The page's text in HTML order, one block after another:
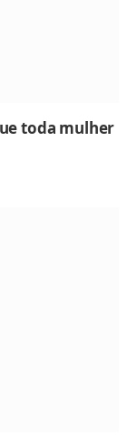
toda mulher